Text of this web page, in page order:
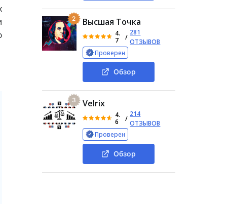
2 Высшая Точка
4.
7
/
281
ОТЗЫВОВ
Проверен
Обзор
3 Velrix
4.
6
/
214
ОТЗЫВОВ
Проверен
Обзор